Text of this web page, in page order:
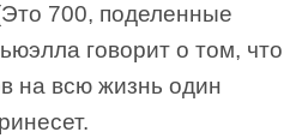
700, поделенные
говорит о том, что
на всю жизнь один